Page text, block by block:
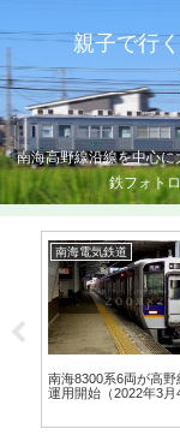
親子で行
南海高野線沿線を中心
鉄フォト
南海電気鉄道
南海8300系6両が高野
運用開始（2022年3月4